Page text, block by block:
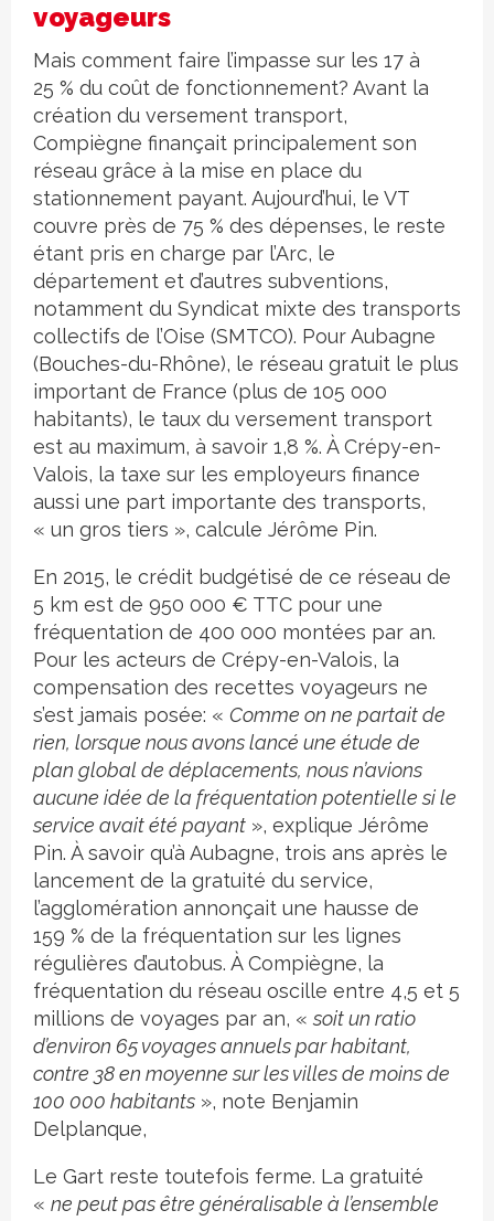
voyageurs
Mais comment faire l’impasse sur les 17 à
25 % du coût de fonctionnement? Avant la
création du versement transport,
Compiègne finançait principalement son
réseau grâce à la mise en place du
stationnement payant. Aujourd’hui, le VT
couvre près de 75 % des dépenses, le reste
étant pris en charge par l’Arc, le
département et d’autres subventions,
notamment du Syndicat mixte des transports
collectifs de l’Oise (SMTCO). Pour Aubagne
(Bouches-du-Rhône), le réseau gratuit le plus
important de France (plus de 105 000
habitants), le taux du versement transport
est au maximum, à savoir 1,8 %. À Crépy-en-
Valois, la taxe sur les employeurs finance
aussi une part importante des transports,
« un gros tiers », calcule Jérôme Pin.
En 2015, le crédit budgétisé de ce réseau de
5 km est de 950 000 € TTC pour une
fréquentation de 400 000 montées par an.
Pour les acteurs de Crépy-en-Valois, la
compensation des recettes voyageurs ne
s’est jamais posée: « Comme on ne partait de
rien, lorsque nous avons lancé une étude de
plan global de déplacements, nous n’avions
aucune idée de la fréquentation potentielle si le
service avait été payant », explique Jérôme
Pin. À savoir qu’à Aubagne, trois ans après le
lancement de la gratuité du service,
l’agglomération annonçait une hausse de
159 % de la fréquentation sur les lignes
régulières d’autobus. À Compiègne, la
fréquentation du réseau oscille entre 4,5 et 5
millions de voyages par an, «soit un ratio
d’environ 65 voyages annuels par habitant,
contre 38 en moyenne sur les villes de moins de
100 000 habitants », note Benjamin
Delplanque,
Le Gart reste toutefois ferme. La gratuité
« ne peut pas être généralisable à l’ensemble